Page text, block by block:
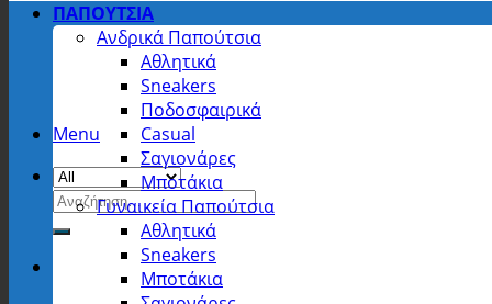
Menu
Αναζήτηση
για:
ΠΑΠΟΥΤΣΙΑ
Ανδρικά Παπούτσια
Αθλητικά
Sneakers
Ποδοσφαιρικά
Casual
Σαγιονάρες
Μποτάκια
Γυναικεία Παπούτσια
Αθλητικά
Sneakers
Μποτάκια